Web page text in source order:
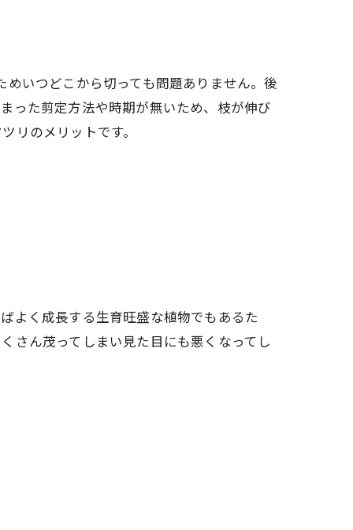
いつどこから切っても問題ありません。後
った剪定方法や時期が無いため、枝が伸び
リのメリットです。
よく成長する生育旺盛な植物でもあるた
さん茂ってしまい見た目にも悪くなってし